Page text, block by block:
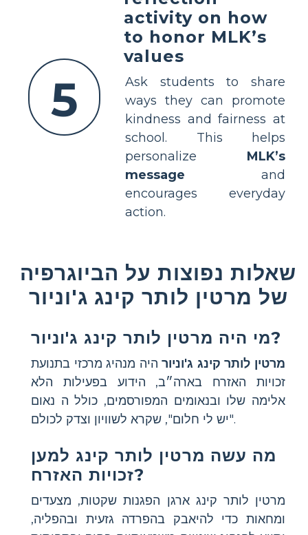
5
activity on how
to honor MLK’s
values
Ask students to share
ways they can promote
kindness and fairness at
school. This helps
personalize MLK’s
message and
encourages everyday
action.
שאלות נפוצות על הביוגרפיה
של מרטין לותר קינג ג'וניור
מי היה מרטין לותר קינג ג'וניור?
מרטין לותר קינג ג'וניורהיה מנהיג מרכזי בתנועת
זכויות האזרח בארה״ב, הידוע בפעילות הלא
אלימה שלו ובנאומים המפורסמים, כולל ה נאום
"יש לי חלום", שקרא לשוויון וצדק לכולם.
מה עשה מרטין לותר קינג למען
זכויות האזרח?
מרטין לותר קינג ארגן הפגנות שקטות, מצעדים
ומחאות כדי להיאבק בהפרדה גזעית ובהפליה,